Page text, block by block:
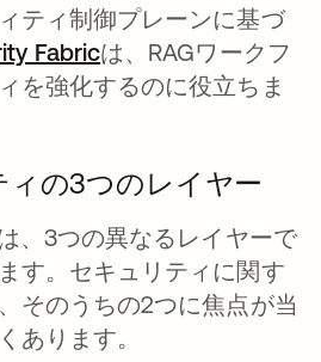
ティ制御プレーンに基づ
Fabricは、RAGワークフ
を強化するのに役立ちま
ィの3つのレイヤー
、3つの異なるレイヤーで
す。セキュリティに関す
そのうちの2つに焦点が当
あります。